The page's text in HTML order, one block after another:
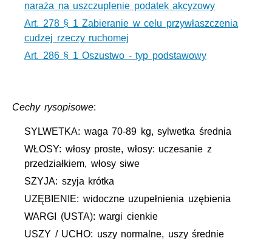
naraża na uszczuplenie podatek akcyzowy
Art. 278 § 1 Zabieranie w celu przywłaszczenia
cudzej rzeczy ruchomej
Art. 286 § 1 Oszustwo - typ podstawowy
Cechy rysopisowe:
SYLWETKA: waga 70-89 kg, sylwetka średnia
WŁOSY: włosy proste, włosy: uczesanie z
przedziałkiem, włosy siwe
SZYJA: szyja krótka
UZĘBIENIE: widoczne uzupełnienia uzębienia
WARGI (USTA): wargi cienkie
USZY / UCHO: uszy normalne, uszy średnie